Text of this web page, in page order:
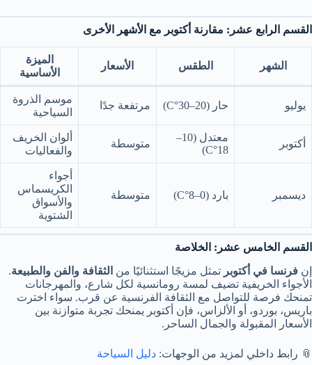
القسم الرابع عشر: مقارنة أكتوبر مع الأشهر الأخرى
الشهر الطقس الأسعار
الميزة
الأساسية
يوليو حار (20–30°C) مرتفعة جدًا
موسم الذروة
السياحية
أكتوبر
معتدل (10–
18°C)
متوسطة
ألوان الخريف
والفعاليات
ديسمبر بارد (0–8°C) متوسطة
أجواء
الكريسماس
والأسواق
الشتوية
القسم الخامس عشر: الخلاصة
إن فرنسا في أكتوبر تمثل مزيجًا استثنائيًا من الثقافة والفن والطبيعة.
الأجواء الخريفية تضيف لمسة رومانسية لكل شارع، والمهرجانات
تمنحك فرصة للتواصل مع الثقافة الفرنسية عن قرب. سواء اخترت
باريس، بوردو، أو الألزاس، فإن أكتوبر يمنحك تجربة متوازنة بين
الأسعار المقبولة والجمال الساحر.
📎 رابط داخلي لمزيد من الوجهات: دليل السياحة